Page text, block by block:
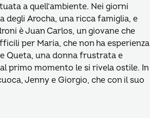
a quell’ambiente. Nei giorni
degli Arocha, una ricca famiglia, e
è Juan Carlos, un giovane che
per Maria, che non ha esperienza
Queta, una donna frustrata e
primo momento le si rivela ostile. In
Jenny e Giorgio, che con il suo